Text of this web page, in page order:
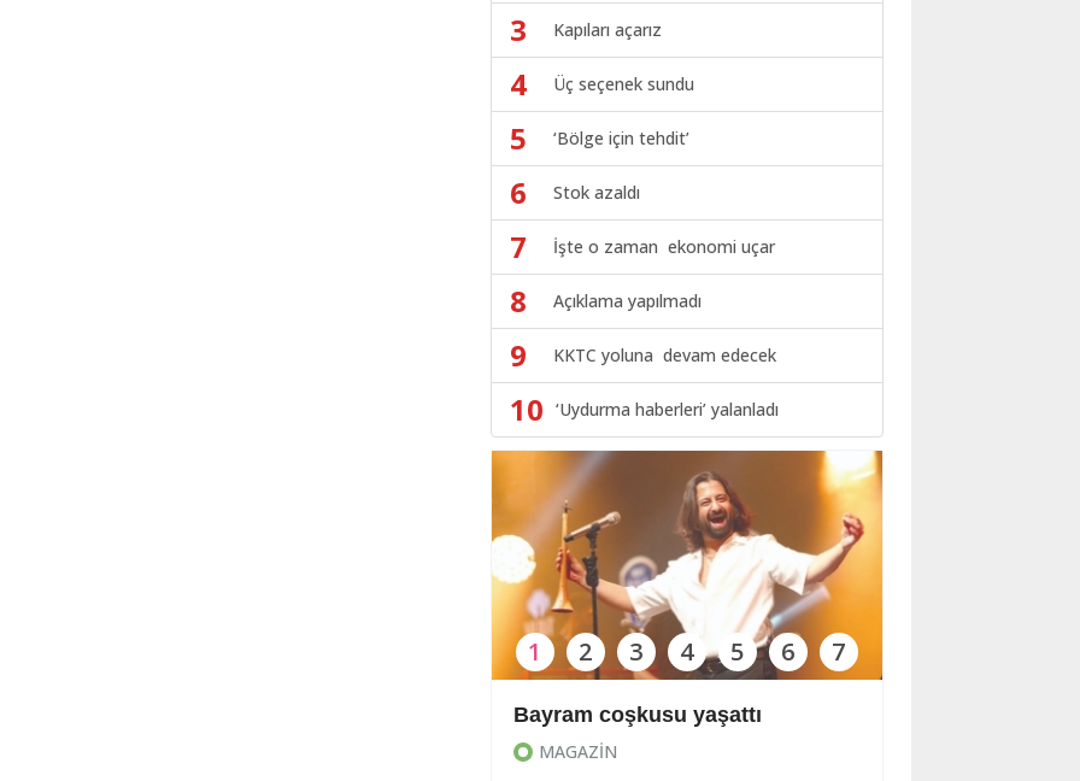
3 Kapıları açarız
4 Üç seçenek sundu
5 ‘Bölge için tehdit’
6 Stok azaldı
7 İşte o zaman ekonomi uçar
8 Açıklama yapılmadı
9 KKTC yoluna devam edecek
10 ‘Uydurma haberleri’ yalanladı
Bayram coşkusu yaşattı
MAGAZİN
1 2 3 4 5 6 7